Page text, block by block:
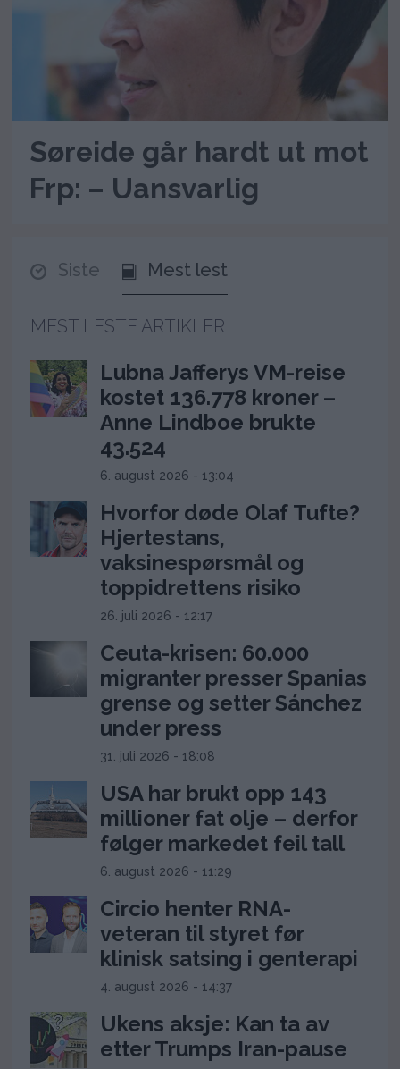
Søreide går hardt ut mot
Frp: – Uansvarlig
Siste Mest lest
MEST LESTE ARTIKLER
Lubna Jafferys VM-reise
kostet 136.778 kroner –
Anne Lindboe brukte
43.524
6. august 2026 - 13:04
Hvorfor døde Olaf Tufte?
Hjertestans,
vaksinespørsmål og
toppidrettens risiko
26. juli 2026 - 12:17
Ceuta-krisen: 60.000
migranter presser Spanias
grense og setter Sánchez
under press
31. juli 2026 - 18:08
USA har brukt opp 143
millioner fat olje – derfor
følger markedet feil tall
6. august 2026 - 11:29
Circio henter RNA-
veteran til styret før
klinisk satsing i genterapi
4. august 2026 - 14:37
Ukens aksje: Kan ta av
etter Trumps Iran-pause